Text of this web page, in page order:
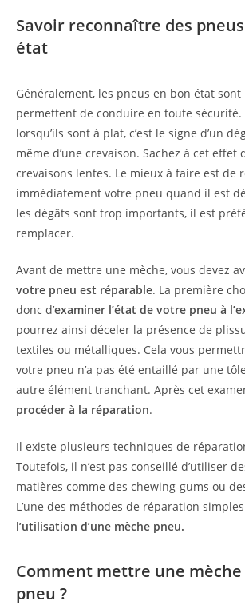
Savoir reconnaître des
état
Généralement, les pneus en bon état
permettent de conduire en toute sécurité.
lorsqu’ils sont à plat, c’est le signe d’un
même d’une crevaison. Sachez à cet effet
crevaisons lentes. Le mieux à faire est de
immédiatement votre pneu quand il est
les dégâts sont trop importants, il est
remplacer.
Avant de mettre une mèche, vous devez
votre pneu est réparable. La première
donc d’examiner l’état de votre pneu à
pourrez ainsi déceler la présence de
textiles ou métalliques. Cela vous
votre pneu n’a pas été entaillé par une
autre élément tranchant. Après cet
procéder à la réparation.
Il existe plusieurs techniques de
Toutefois, il n’est pas conseillé d’utiliser
matières comme des chewing-gums ou
L’une des méthodes de réparation
l’utilisation d’une mèche pneu.
Comment mettre une
pneu ?